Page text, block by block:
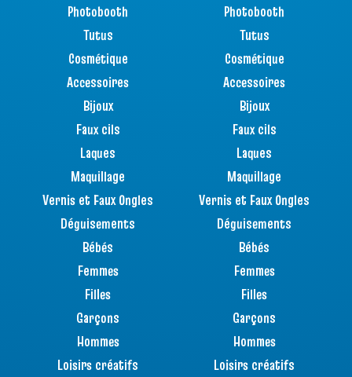
Photobooth
Tutus
Cosmétique
Accessoires
Bijoux
Faux cils
Laques
Maquillage
Vernis et Faux Ongles
Déguisements
Bébés
Femmes
Filles
Garçons
Hommes
Loisirs créatifs
Photobooth
Tutus
Cosmétique
Accessoires
Bijoux
Faux cils
Laques
Maquillage
Vernis et Faux Ongles
Déguisements
Bébés
Femmes
Filles
Garçons
Hommes
Loisirs créatifs